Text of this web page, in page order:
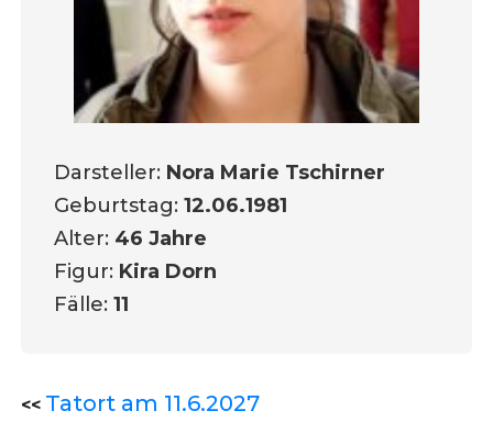
Darsteller: Nora Marie Tschirner
Geburtstag:12.06.1981
Alter: 46 Jahre
Figur: Kira Dorn
Fälle:11
<< Tatort am 11.6.2027